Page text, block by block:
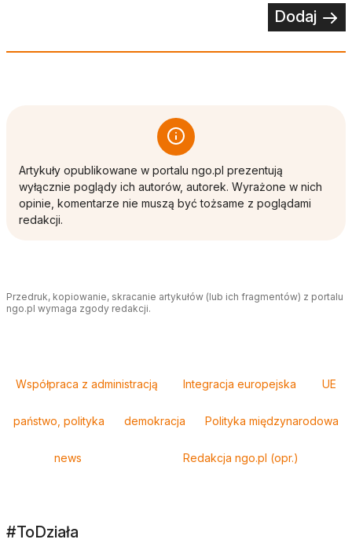
Dodaj
Artykuły opublikowane w portalu ngo.pl prezentują
wyłącznie poglądy ich autorów, autorek. Wyrażone w nich
opinie, komentarze nie muszą być tożsame z poglądami
redakcji.
Przedruk, kopiowanie, skracanie artykułów (lub ich fragmentów) z portalu
ngo.pl wymaga zgody redakcji.
Współpraca z administracją Integracja europejska UE
państwo, polityka demokracja Polityka międzynarodowa
news Redakcja ngo.pl (opr.)
#ToDziała